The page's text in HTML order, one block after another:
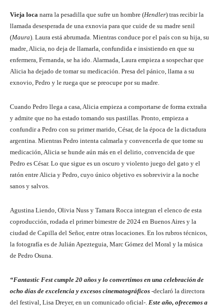
Vieja loca narra la pesadilla que sufre un hombre (Hendler) tras recibir la
llamada desesperada de una exnovia para que cuide de su madre senil
(Maura). Laura está abrumada. Mientras conduce por el país con su hija, su
madre, Alicia, no deja de llamarla, confundida e insistiendo en que su
enfermera, Fernanda, se ha ido. Alarmada, Laura empieza a sospechar que
Alicia ha dejado de tomar su medicación. Presa del pánico, llama a su
exnovio, Pedro y le ruega que se preocupe por su madre.
Cuando Pedro llega a casa, Alicia empieza a comportarse de forma extraña
y admite que no ha estado tomando sus pastillas. Pronto, empieza a
confundir a Pedro con su primer marido, César, de la época de la dictadura
argentina. Mientras Pedro intenta calmarla y convencerla de que tome su
medicación, Alicia se hunde aún más en el delirio, convencida de que
Pedro es César. Lo que sigue es un oscuro y violento juego del gato y el
ratón entre Alicia y Pedro, cuyo único objetivo es sobrevivir a la noche
sanos y salvos.
Agustina Liendo, Olivia Nuss y Tamara Rocca integran el elenco de esta
coproducción, rodada el primer bimestre de 2024 en Buenos Aires y la
ciudad de Capilla del Señor, entre otras locaciones. En los rubros técnicos,
la fotografía es de Julián Apezteguia, Marc Gómez del Moral y la música
de Pedro Osuna.
“Fantastic Fest cumple 20 años y lo convertimos en una celebración de
ocho días de excelencia y excesos cinematográficos -declaró la directora
del festival, Lisa Dreyer, en un comunicado oficial-. Este año, ofrecemos a